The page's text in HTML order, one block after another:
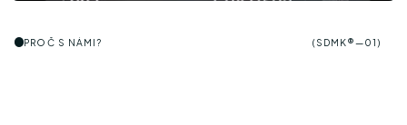
PROČ S NÁMI? (S DM K®—01)